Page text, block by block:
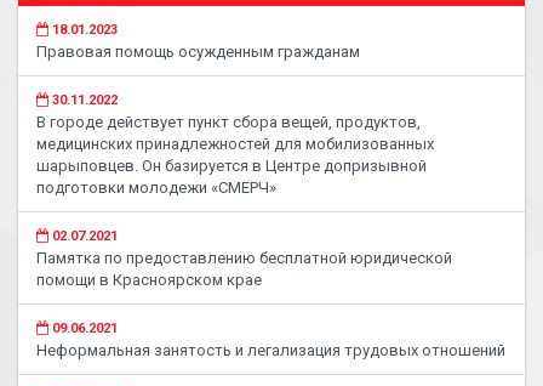
18.01.2023
Правовая помощь осужденным гражданам
30.11.2022
В городе действует пункт сбора вещей, продуктов,
медицинских принадлежностей для мобилизованных
шарыповцев. Он базируется в Центре допризывной
подготовки молодежи «СМЕРЧ»
02.07.2021
Памятка по предоставлению бесплатной юридической
помощи в Красноярском крае
09.06.2021
Неформальная занятость и легализация трудовых отношений